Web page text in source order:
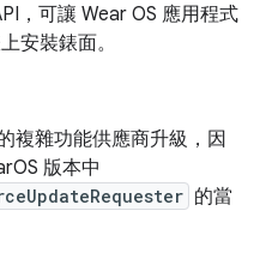
，可讓 Wear OS 應用程式
安裝錶面。
複雜功能供應商升級，因
版本中
的當